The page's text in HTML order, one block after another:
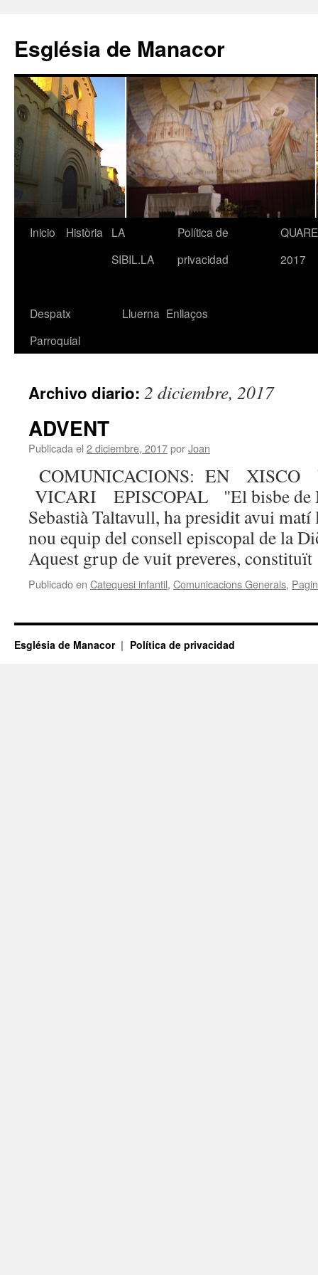
contenido
Església de Manacor
Inicio Història
LA
SIBIL.LA
Política de
privacidad
2017
Despatx
Parroquial
Lluerna Enllaços
Archivo diario: 2 diciembre, 2017
ADVENT
Publicada el 2 diciembre, 2017porJoan
COMUNICACIONS: EN
VICARI EPISCOPAL "El bisbe de
Sebastià Taltavull, ha presidit avui
nou equip del consell episcopal de la
Aquest grup de vuit preveres,
Publicado en Catequesi infantil, Comunicacions Generals,
Església de Manacor Política de privacidad